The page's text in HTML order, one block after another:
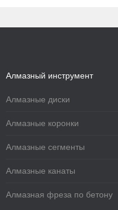
Алмазный инструмент
Алмазные диски
Алмазные коронки
Алмазные сегменты
Алмазные канаты
Алмазная фреза по бетону